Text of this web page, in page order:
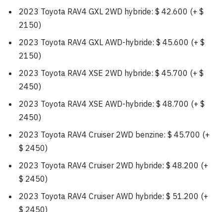
2023 Toyota RAV4 GXL 2WD hybride: $ 42.600 (+ $
2150)
2023 Toyota RAV4 GXL AWD-hybride: $ 45.600 (+ $
2150)
2023 Toyota RAV4 XSE 2WD hybride: $ 45.700 (+ $
2450)
2023 Toyota RAV4 XSE AWD-hybride: $ 48.700 (+ $
2450)
2023 Toyota RAV4 Cruiser 2WD benzine: $ 45.700 (+
$ 2450)
2023 Toyota RAV4 Cruiser 2WD hybride: $ 48.200 (+
$ 2450)
2023 Toyota RAV4 Cruiser AWD hybride: $ 51.200 (+
$ 2450)